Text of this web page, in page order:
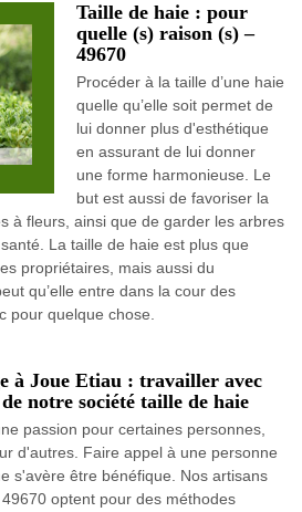
Taille de haie : pour
quelle (s) raison (s) –
49670
Procéder à la taille d’une haie
quelle qu’elle soit permet de
lui donner plus d'esthétique
en assurant de lui donner
une forme harmonieuse. Le
but est aussi de favoriser la
à fleurs, ainsi que de garder les arbres
La taille de haie est plus que
propriétaires, mais aussi du
qu’elle entre dans la cour des
pour quelque chose.
à Joue Etiau : travailler avec
notre société taille de haie
passion pour certaines personnes,
d'autres. Faire appel à une personne
s'avère être bénéfique. Nos artisans
optent pour des méthodes